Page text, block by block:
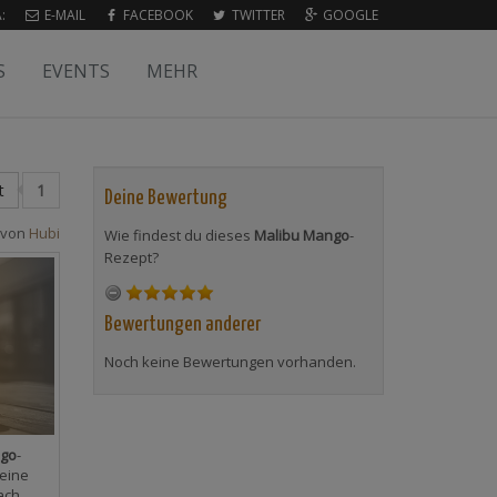
E-MAIL FACEBOOK TWITTER GOOGLE
EVENTS MEHR
1
Hubi
-
Deine Bewertung
Wie findest du dieses Malibu Mango-
Rezept?
Bewertungen anderer
Noch keine Bewertungen vorhanden.